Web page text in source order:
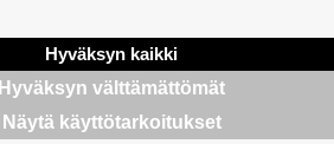
Suomen
Suomen
Hyväksyn kaikki
Hyväksyn välttämättömät
Näytä käyttötarkoitukset